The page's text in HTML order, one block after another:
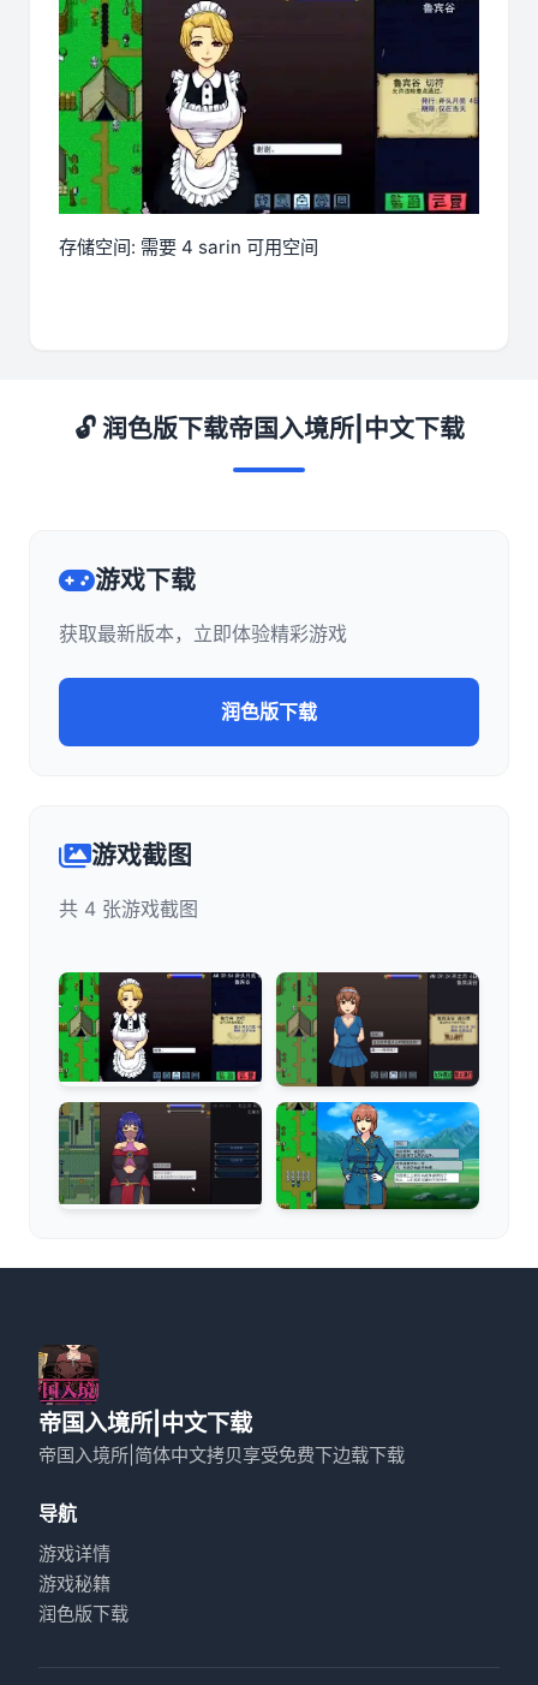
存储空间: 需要 4 sarin 可用空间
🔓 润色版下载帝国入境所|中文下载
游戏下载
获取最新版本，立即体验精彩游戏
润色版下载
游戏截图
共 4 张游戏截图
帝国入境所|中文下载
帝国入境所|简体中文拷贝享受免费下边载下载
导航
游戏详情
游戏秘籍
润色版下载